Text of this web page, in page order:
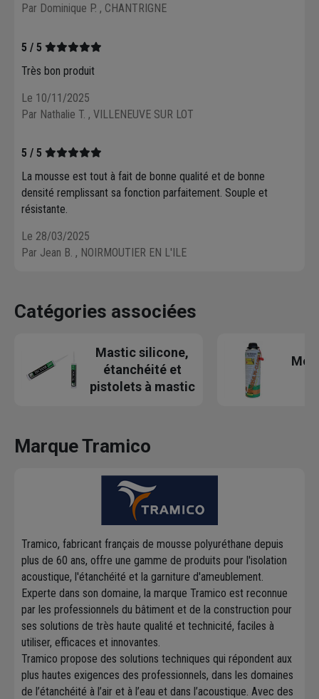
Par Dominique P. , CHANTRIGNE
5 / 5
Très bon produit
Le 10/11/2025
Par Nathalie T. , VILLENEUVE SUR LOT
5 / 5
La mousse est tout à fait de bonne qualité et de bonne
densité remplissant sa fonction parfaitement. Souple et
résistante.
Le 28/03/2025
Par Jean B. , NOIRMOUTIER EN L'ILE
Catégories associées
Mastic silicone,
étanchéité et
pistolets à mastic
Marque Tramico
Tramico, fabricant français de mousse polyuréthane depuis
plus de 60 ans, offre une gamme de produits pour l'isolation
acoustique, l'étanchéité et la garniture d'ameublement.
Experte dans son domaine, la marque Tramico est reconnue
par les professionnels du bâtiment et de la construction pour
ses solutions de très haute qualité et technicité, faciles à
utiliser, efficaces et innovantes.
Tramico propose des solutions techniques qui répondent aux
plus hautes exigences des professionnels, dans les domaines
de l’étanchéité à l’air et à l’eau et dans l’acoustique. Avec des